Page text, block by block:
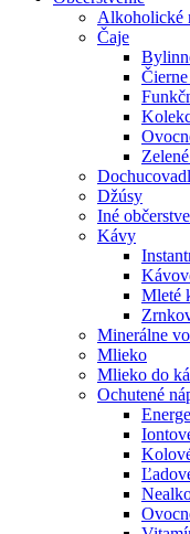
Alkoholické
Čaje
Džúsy
Iné
Kávy
Mleté
Minerálne
Mlieko
Mlieko do
Ochutené